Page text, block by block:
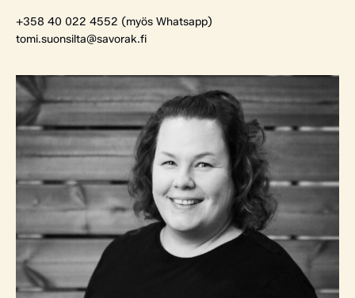
+358 40 022 4552 (myös Whatsapp)
tomi.suonsilta@savorak.fi